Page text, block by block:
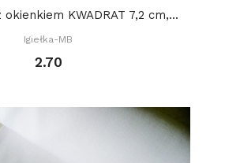
okienkiem KWADRAT 7,2 cm,...
Igiełka-MB
2.70